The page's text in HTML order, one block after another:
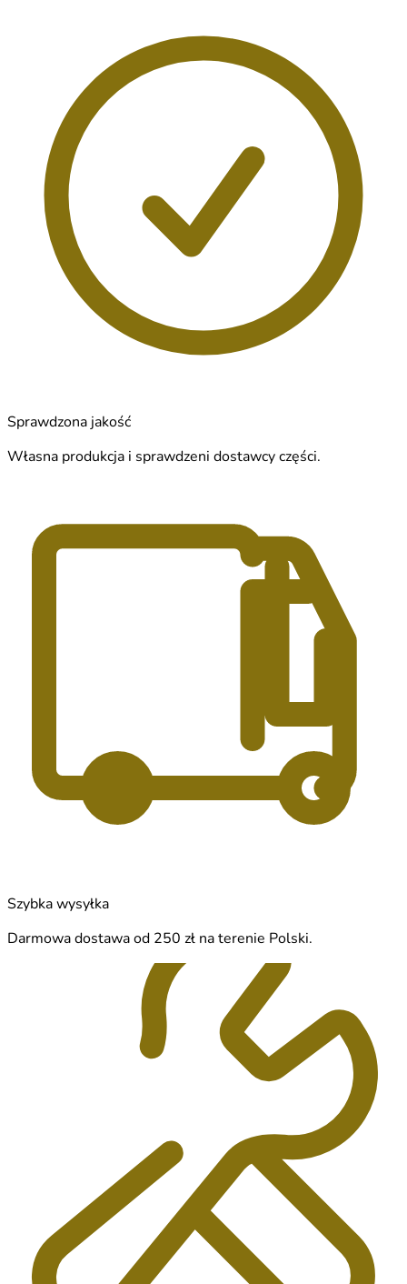
Sprawdzona jakość
Własna produkcja i sprawdzeni dostawcy części.
Szybka wysyłka
Darmowa dostawa od 250 zł na terenie Polski.